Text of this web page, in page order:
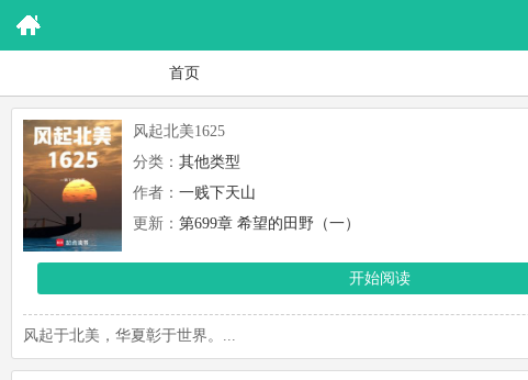
首页
风起北美1625
分类：其他类型
作者：一贱下天山
更新：第699章 希望的田野（一）
开始阅读
风起于北美，华夏彰于世界。...